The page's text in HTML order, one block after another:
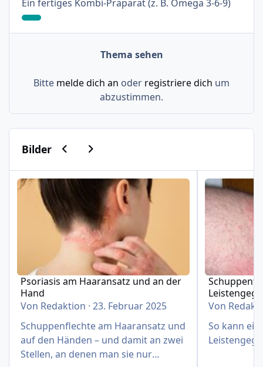
Ein fertiges Kombi-Präparat (z. B. Omega 3-6-9)
Thema sehen
Bitte melde dich an oder registriere dich um
abzustimmen.
BilderVorherige Karussell-Folie
Nächste Karussell-Folie
Psoriasis am Haaransatz und an der Hand
Psoriasis am Haaransatz und an der
Hand
Von Redaktion ·23. Februar 2025
Schuppenflechte am Haaransatz und
auf den Händen – und damit an zwei
Stellen, an denen man sie nur
Von
So kann